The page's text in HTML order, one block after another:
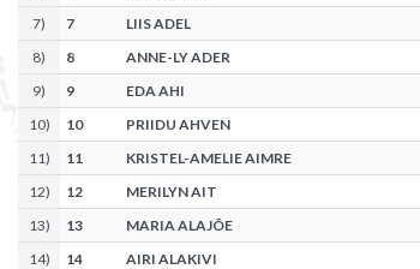
7) 7 LIIS ADEL
8) 8 ANNE-LY ADER
9) 9 EDA AHI
10) 10 PRIIDU AHVEN
11) 11 KRISTEL-AMELIE AIMRE
12) 12 MERILYN AIT
13) 13 MARIA ALAJÕE
14) 14 AIRI ALAKIVI